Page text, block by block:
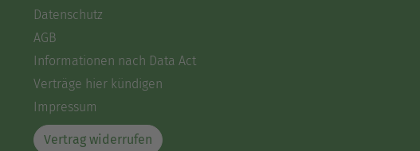
Datenschutz
AGB
Informationen nach Data Act
Verträge hier kündigen
Impressum
Vertrag widerrufen